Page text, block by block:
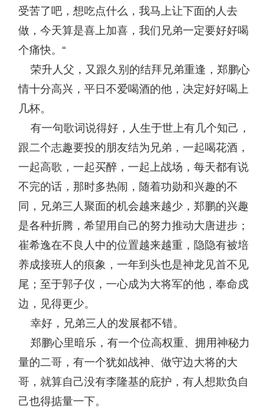
受苦了吧，想吃点什么，我马上让下面的人去
做，今天算是喜上加喜，我们兄弟一定要好好喝
个痛快。“
荣升人父，又跟久别的结拜兄弟重逢，郑鹏心
情十分高兴，平日不爱喝酒的他，决定好好喝上
几杯。
有一句歌词说得好，人生于世上有几个知己，
跟二个志趣要投的朋友结为兄弟，一起喝花酒，
一起高歌，一起买醉，一起上战场，每天都有说
不完的话，那时多热闹，随着功勋和兴趣的不
同，兄弟三人聚面的机会越来越少，郑鹏的兴趣
是各种折腾，希望用自己的努力推动大唐进步；
崔希逸在不良人中的位置越来越重，隐隐有被培
养成接班人的痕象，一年到头也是神龙见首不见
尾；至于郭子仪，一心成为大将军的他，奉命戍
边，见得更少。
幸好，兄弟三人的发展都不错。
郑鹏心里暗乐，有一个位高权重、拥用神秘力
量的二哥，有一个犹如战神、做守边大将的大
哥，就算自己没有李隆基的庇护，有人想欺负自
己也得掂量一下。